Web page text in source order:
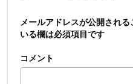
メールアドレスが公開される
いる欄は必須項目です
コメント